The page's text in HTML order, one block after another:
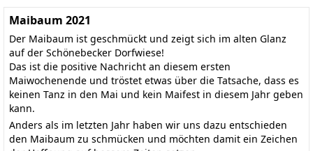
Maibaum 2021
Der Maibaum ist geschmückt und zeigt sich im alten Glanz
auf der Schönebecker Dorfwiese!
Das ist die positive Nachricht an diesem ersten
Maiwochenende und tröstet etwas über die Tatsache, dass es
keinen Tanz in den Mai und kein Maifest in diesem Jahr geben
kann.
Anders als im letzten Jahr haben wir uns dazu entschieden
den Maibaum zu schmücken und möchten damit ein Zeichen